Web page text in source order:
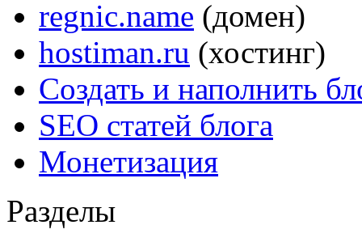
regnic.name (домен)
hostiman.ru (хостинг)
Создать и наполнить
SEO статей блога
Монетизация
Разделы